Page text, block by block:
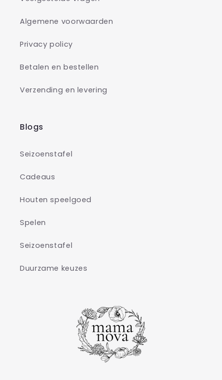
Algemene voorwaarden
Privacy policy
Betalen en bestellen
Verzending en levering
Blogs
Seizoenstafel
Cadeaus
Houten speelgoed
Spelen
Seizoenstafel
Duurzame keuzes